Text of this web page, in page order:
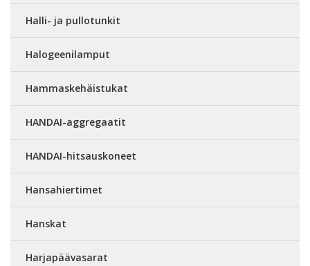
Halli- ja pullotunkit
Halogeenilamput
Hammaskehäistukat
HANDAI-aggregaatit
HANDAI-hitsauskoneet
Hansahiertimet
Hanskat
Harjapäävasarat